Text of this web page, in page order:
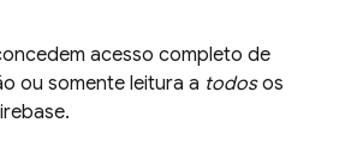
acesso completo de
ou somente leitura a todosos